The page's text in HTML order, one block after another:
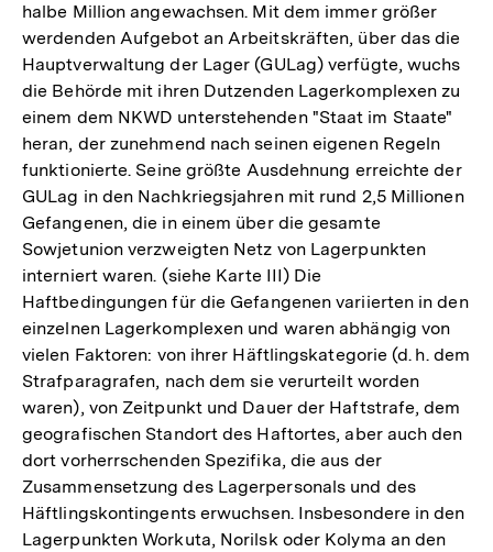
halbe Million angewachsen. Mit dem immer größer
werdenden Aufgebot an Arbeitskräften, über das die
Hauptverwaltung der Lager (GULag) verfügte, wuchs
die Behörde mit ihren Dutzenden Lagerkomplexen zu
einem dem NKWD unterstehenden "Staat im Staate"
heran, der zunehmend nach seinen eigenen Regeln
funktionierte. Seine größte Ausdehnung erreichte der
GULag in den Nachkriegsjahren mit rund 2,5 Millionen
Gefangenen, die in einem über die gesamte
Sowjetunion verzweigten Netz von Lagerpunkten
interniert waren. (siehe Karte III) Die
Haftbedingungen für die Gefangenen variierten in den
einzelnen Lagerkomplexen und waren abhängig von
vielen Faktoren: von ihrer Häftlingskategorie (d. h. dem
Strafparagrafen, nach dem sie verurteilt worden
waren), von Zeitpunkt und Dauer der Haftstrafe, dem
geografischen Standort des Haftortes, aber auch den
dort vorherrschenden Spezifika, die aus der
Zusammensetzung des Lagerpersonals und des
Häftlingskontingents erwuchsen. Insbesondere in den
Lagerpunkten Workuta, Norilsk oder Kolyma an den